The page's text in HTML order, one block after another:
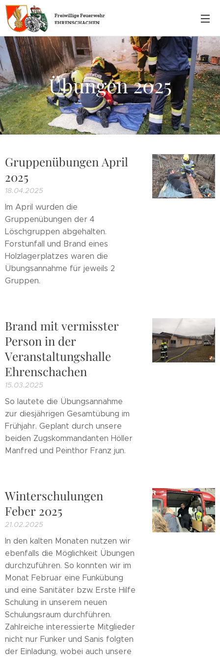
FreiwilligeFeuerwehr
EHRENSCHACHEN
Übungen 2025
Gruppenübungen April
2025
18.04.2025
Im April wurden die
Gruppenübungen der 4
Löschgruppen abgehalten.
Forstunfall und Brand eines
Holzlagerplatzes waren die
Übungsannahme für jeweils 2
Gruppen.
Brand mit vermisster
Person in der
Veranstaltungshalle
Ehrenschachen
15.03.2025
So lautete die Übungsannahme
zur diesjährigen Gesamtübung im
Frühjahr. Geplant durch unsere
beiden Zugskommandanten Höller
Manfred und Peinthor Franz jun.
Winterschulungen
Feber 2025
21.02.2025
In den kalten Monaten nutzen wir
ebenfalls die Möglichkeit Übungen
durchzuführen. So konnten wir im
Monat Februar eine Funkübung
und eine Sanitäter bzw. Erste Hilfe
Schulung in unserem neuen
Schulungsraum durchführen.
Zahlreiche interessierte Mitglieder
nicht nur Funker und Sanis folgten
der Einladung, wobei auch unsere